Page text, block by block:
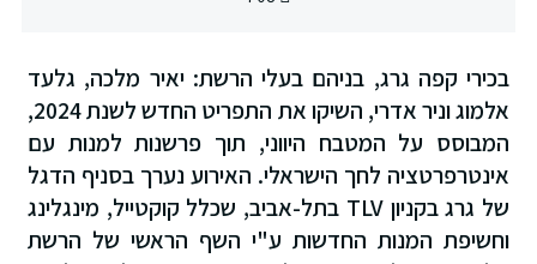
בכירי קפה גרג, בניהם בעלי הרשת: יאיר מלכה, גלעד
אלמוג וניר אדרי, השיקו את התפריט החדש לשנת 2024,
המבוסס על המטבח היווני, תוך פרשנות למנות עם
אינטרפרטציה לחך הישראלי. האירוע נערך בסניף הדגל
של גרג בקניון TLV בתל-אביב, שכלל קוקטייל, מינגלינג
וחשיפת המנות החדשות ע"י השף הראשי של הרשת